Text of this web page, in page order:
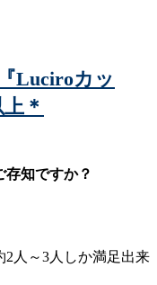
Luciroカッ
＊
存知ですか？
2人～3人しか満足出来